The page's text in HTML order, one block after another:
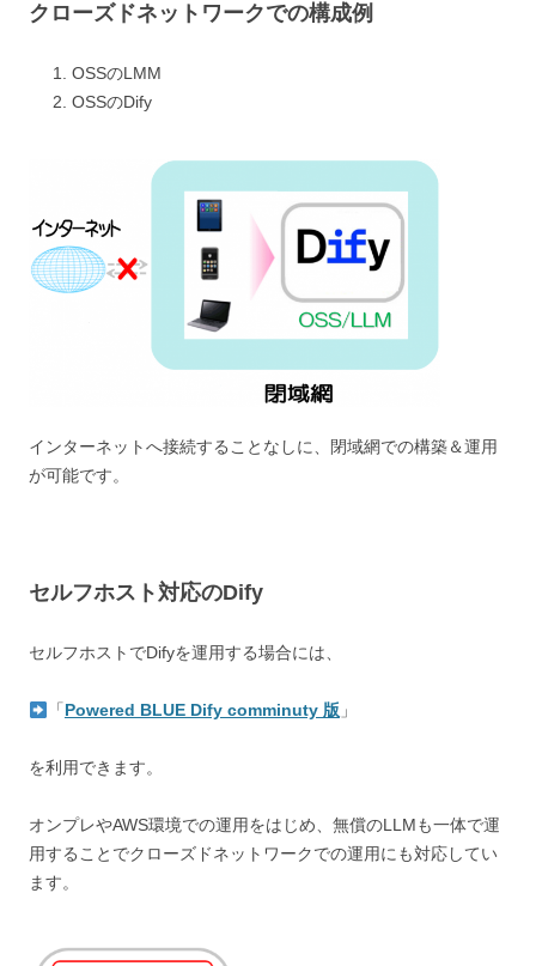
クローズドネットワークでの構成例
OSSのLMM
OSSのDify
インターネットへ接続することなしに、閉域網での構築＆運用
が可能です。
セルフホスト対応のDify
セルフホストでDifyを運用する場合には、
「Powered BLUE Dify comminuty 版 」
を利用できます。
オンプレやAWS環境での運用をはじめ、無償のLLMも一体で運
用することでクローズドネットワークでの運用にも対応してい
ます。